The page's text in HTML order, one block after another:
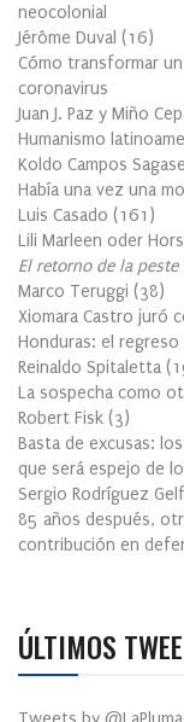
neocolonial
Jérôme Duval (16)
Cómo transformar
coronavirus
Juan J. Paz y Miño
Humanismo
Koldo Campos
Había una vez una
Luis Casado (161 )
Lili Marleen oder
El retorno de la peste
Marco Teruggi (38)
Xiomara Castro juró
Honduras: el
Reinaldo Spitaletta (
La sospecha como
Robert Fisk (3)
Basta de excusas:
que será espejo de
Sergio Rodríguez
85 años después,
contribución en
ÚLTIMOS